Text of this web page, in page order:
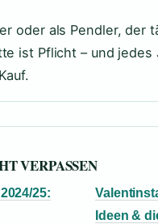
oder als Pendler, der
ist Pflicht – und
VERPASSEN
25:
Ideen &